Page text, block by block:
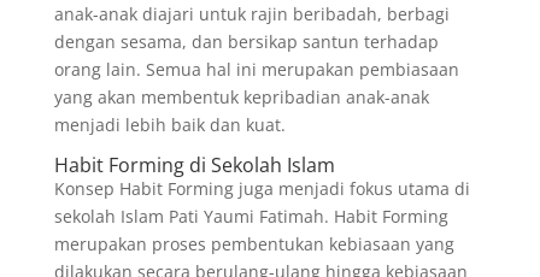
anak-anak diajari untuk rajin beribadah, berbagi
dengan sesama, dan bersikap santun terhadap
orang lain. Semua hal ini merupakan pembiasaan
yang akan membentuk kepribadian anak-anak
menjadi lebih baik dan kuat.
Habit Forming di Sekolah Islam
Konsep Habit Forming juga menjadi fokus utama di
sekolah Islam Pati Yaumi Fatimah. Habit Forming
merupakan proses pembentukan kebiasaan yang
dilakukan secara berulang-ulang hingga kebiasaan